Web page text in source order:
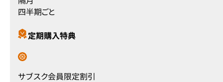
四半期ごと
定期購入特典
サブスク会員限定割引